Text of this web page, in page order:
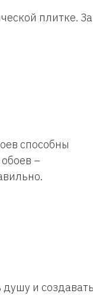
плитке.
способны
–
душу и